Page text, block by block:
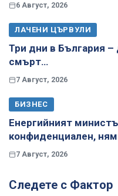
6 Август, 2026
ЛАЧЕНИ ЦЪРВУЛИ
Три дни в България
смърт…
7 Август, 2026
БИЗНЕС
Енергийният
конфиденциален,
7 Август, 2026
Следете с Фактор